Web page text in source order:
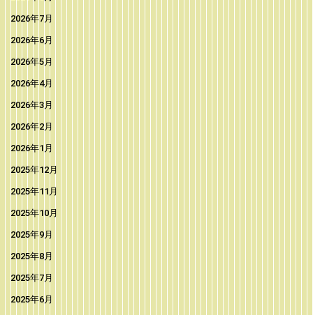
2026年7月
2026年6月
2026年5月
2026年4月
2026年3月
2026年2月
2026年1月
2025年12月
2025年11月
2025年10月
2025年9月
2025年8月
2025年7月
2025年6月